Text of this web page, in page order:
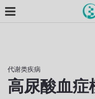
代谢类疾病
高尿酸血症